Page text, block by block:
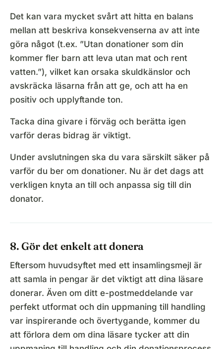
Det kan vara mycket svårt att hitta en balans
mellan att beskriva konsekvenserna av att inte
göra något (t.ex. ”Utan donationer som din
kommer fler barn att leva utan mat och rent
vatten.”), vilket kan orsaka skuldkänslor och
avskräcka läsarna från att ge, och att ha en
positiv och upplyftande ton.
Tacka dina givare i förväg och berätta igen
varför deras bidrag är viktigt.
Under avslutningen ska du vara särskilt säker på
varför du ber om donationer. Nu är det dags att
verkligen knyta an till och anpassa sig till din
donator.
8. Gör det enkelt att donera
Eftersom huvudsyftet med ett insamlingsmejl är
att samla in pengar är det viktigt att dina läsare
donerar. Även om ditt e-postmeddelande var
perfekt utformat och din uppmaning till handling
var inspirerande och övertygande, kommer du
att förlora dem om dina läsare tycker att din